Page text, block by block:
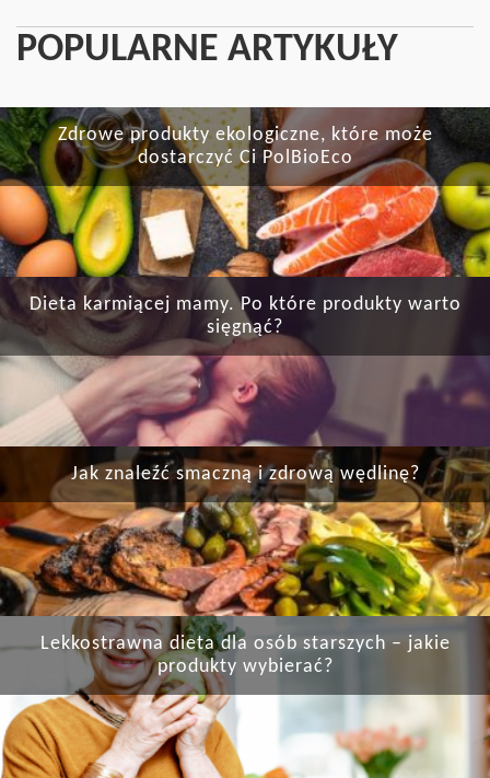
POPULARNE ARTYKUŁY
Zdrowe produkty ekologiczne, które może
dostarczyć Ci PolBioEco
Dieta karmiącej mamy. Po które produkty warto
sięgnąć?
Jak znaleźć smaczną i zdrową wędlinę?
Lekkostrawna dieta dla osób starszych – jakie
produkty wybierać?